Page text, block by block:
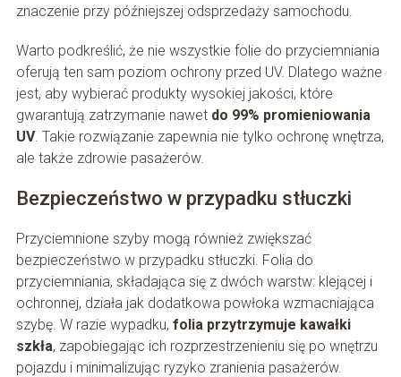
znaczenie przy późniejszej odsprzedaży samochodu.
Warto podkreślić, że nie wszystkie folie do przyciemniania
oferują ten sam poziom ochrony przed UV. Dlatego ważne
jest, aby wybierać produkty wysokiej jakości, które
gwarantują zatrzymanie nawet do 99% promieniowania
UV. Takie rozwiązanie zapewnia nie tylko ochronę wnętrza,
ale także zdrowie pasażerów.
Bezpieczeństwo w przypadku stłuczki
Przyciemnione szyby mogą również zwiększać
bezpieczeństwo w przypadku stłuczki. Folia do
przyciemniania, składająca się z dwóch warstw: klejącej i
ochronnej, działa jak dodatkowa powłoka wzmacniająca
szybę. W razie wypadku, folia przytrzymuje kawałki
szkła, zapobiegając ich rozprzestrzenieniu się po wnętrzu
pojazdu i minimalizując ryzyko zranienia pasażerów.